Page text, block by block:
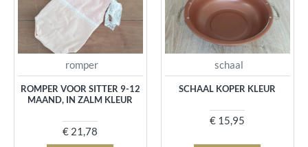
romper
ROMPER VOOR SITTER 9-12
MAAND, IN ZALM KLEUR
€ 21,78
schaal
SCHAAL KOPER KLEUR
€ 15,95